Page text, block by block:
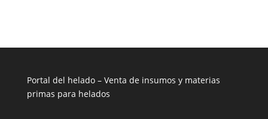
Portal del helado – Venta de insumos y materias
primas para helados